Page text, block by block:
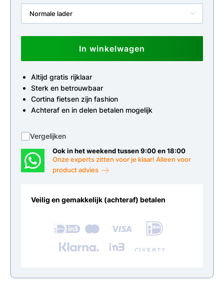
Normale lader
In winkelwagen
Altijd gratis rijklaar
Sterk en betrouwbaar
Cortina fietsen zijn fashion
Achteraf en in delen betalen mogelijk
Vergelijken
Ook in het weekend tussen 9:00 en 18:00
Onze experts zitten voor je klaar! Alleen voor
product advies
Veilig en gemakkelijk (achteraf) betalen